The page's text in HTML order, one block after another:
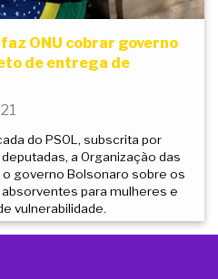
ONU cobrar governo
de entrega de
do PSOL, subscrita por
a Organização das
governo Bolsonaro sobre os
para mulheres e
vulnerabilidade.